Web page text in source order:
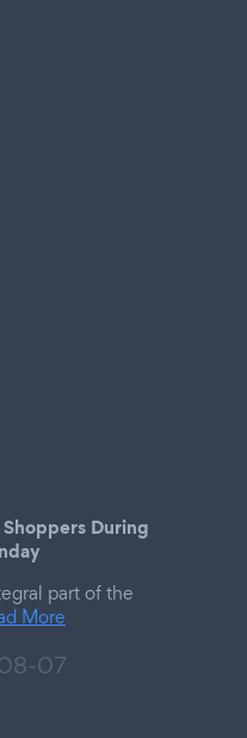
During
part of the
More
07